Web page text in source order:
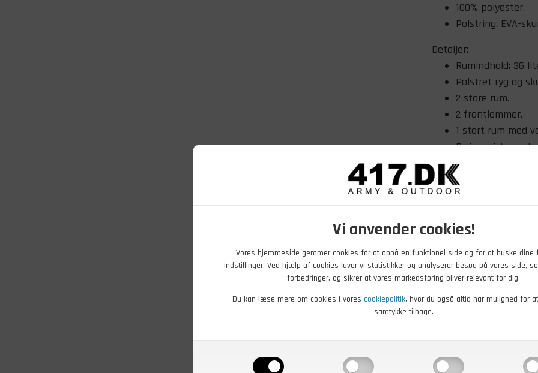
Vi anvender cookies!
Vores hjemmeside gemmer cookies for at opnå en funktionel side og for at huske dine
indstillinger. Ved hjælp af cookies laver vi statistikker og analyserer besøg på vores side,
forbedringer, og sikrer at vores markedsføring bliver relevant for dig.
Du kan læse mere om cookies i vores cookiepolitik, hvor du også altid har mulighed for
samtykke tilbage.
100% polyester.
Polstring: EVA-
Detaljer:
Rumindhold: 36
Polstret ryg og
2 store rum.
2 frontlommer.
1 stort rum med
D-ring på hver
Justerbar
MOLLE-stropper
Velcroområde til
Klikspænder på
Størrelse: 51 x 29 x 28
Egenvægt: 1,45 kg.